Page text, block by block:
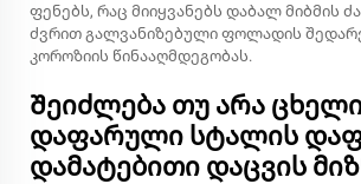
ფენებს, რაც მიიყვანებს დაბალ მიბმის
ძვრით გალვანიზებული ფოლადის
კოროზიის წინააღმდეგობას.
Შეიძლება თუ არა
დაფარული სტალის
დამატებითი დაცვის